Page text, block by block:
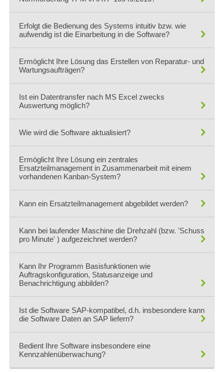
Ja.
Die in 8.5.1.5 Total Productive Maintanance (TPM) geforderten
Erfolgt die Bedienung des Systems intuitiv bzw. wie
aufwendig ist die Einarbeitung in die Software?
Ja, die Bedienung ist sehr intuitiv. Wenn Sie möchten richte ich
einen Demo-Zugang ein, und Sie werden sehen wie einfach die
Ermöglicht Ihre Lösung das Erstellen von Reparatur- und
Wartungsaufträgen?
Ja, das ist genau der Sinn und Zweck von MaintMaster.
Kontrolle und Organisation Ihrer Instandhaltung durch
Ist ein Datentransfer nach MS Excel zwecks
Auswertung möglich?
Ja, das ist möglich.
exportieren und Sie für Ihre Zwecke zu bearbeiten.
Wie wird die Software aktualisiert?
Sie haben durch das Cloudsystem immer den letzten Stand und
brauchen sich nicht mehr um Aktualisierungen zu kümmern
Ermöglicht Ihre Lösung ein zentrales
Ersatzteilmanagement in Zusammenarbeit mit einem
vorhandenen Kanban-System?
Ja.
MaintMaster hat ein Modul Ersatzteilverwaltung inkl.
Lagerhaltung und kann auch vorhandene Systeme anbinden.
Kann ein Ersatzteilmanagement abgebildet werden?
Ja, das ist ein Standardmodul in unserem System und kostet
keine zusätzlichen Nutzungsgebühren.
Kann bei laufender Maschine die Drehzahl (bzw. 'Schuss
pro Minute' ) aufgezeichnet werden?
Grundsätzlich ja, jedoch ist eine Schnittstellenanpassung sicher
notwendig
Kann Ihr Programm Basisfunktionen wie
Auftragskonfiguration, Statusanzeige und
Benachrichtigung abbilden?
Ja.
Unser System bildet alle oben genannten Basisfunktionen als
Ist die Software SAP-kompatibel, d.h. insbesondere kann
die Software Daten an SAP liefern?
Ja, das ist möglich. Muss im Detail natürlich besprochen
werden.
Bedient Ihre Software insbesondere eine
Kennzahlenüberwachung?